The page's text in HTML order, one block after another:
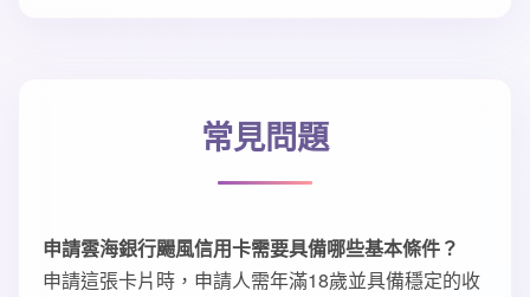
常見問題
申請雲海銀行颺風信用卡需要具備哪些基本條件？
申請這張卡片時，申請人需年滿18歲並具備穩定的收